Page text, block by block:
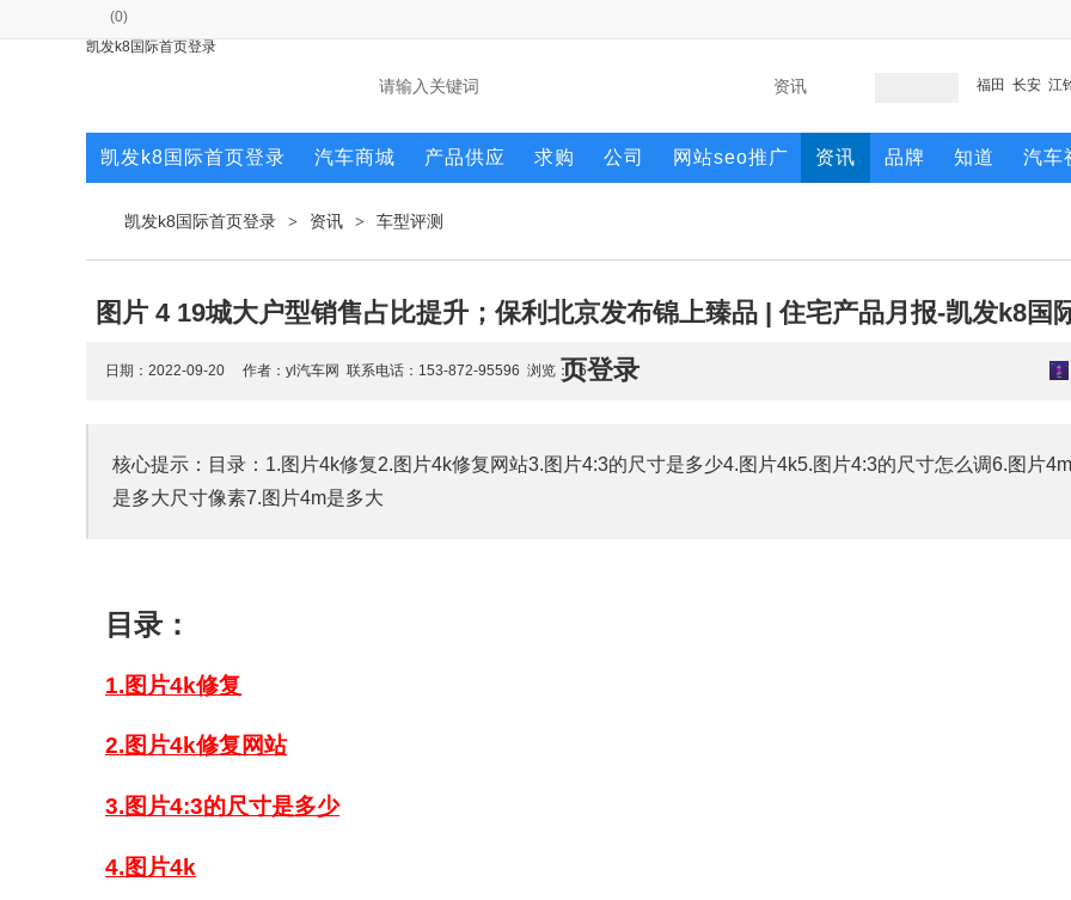
(0)
凯发k8国际首页登录
福田 长安 江
凯发k8国际首页登录 汽车商城 产品供应 求购 公司 网站seo推广 资讯 品牌 知道 汽车
凯发k8国际首页登录 > 资讯 > 车型评测
图片 4 19城大户型销售占比提升；保利北京发布锦上臻品 | 住宅产品月报-凯发k8国
页登录
日期：2022-09-20 作者：yl汽车网 联系电话：153-872-95596 浏览：16
核心提示：目录：1.图片4k修复2.图片4k修复网站3.图片4:3的尺寸是多少4.图片4k5.图片4:3的尺寸怎么调6.图片4m
是多大尺寸像素7.图片4m是多大
目录：
1.图片4k修复
2.图片4k修复网站
3.图片4:3的尺寸是多少
4.图片4k